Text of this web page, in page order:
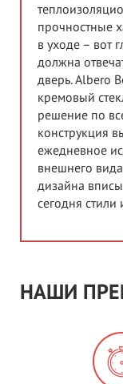
прочностные
в уходе – вот
должна
дверь. Albero
кремовый
решение по
конструкция
ежедневное
внешнего
дизайна
сегодня стили
НАШИ